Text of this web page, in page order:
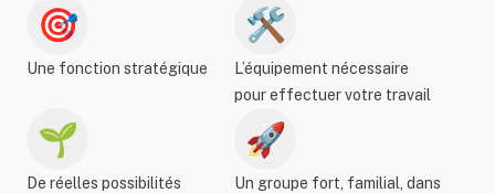
🎯
Une fonction stratégique
🛠️
L’équipement nécessaire
pour effectuer votre travail
🌱
De réelles possibilités
🚀
Un groupe fort, familial, dans